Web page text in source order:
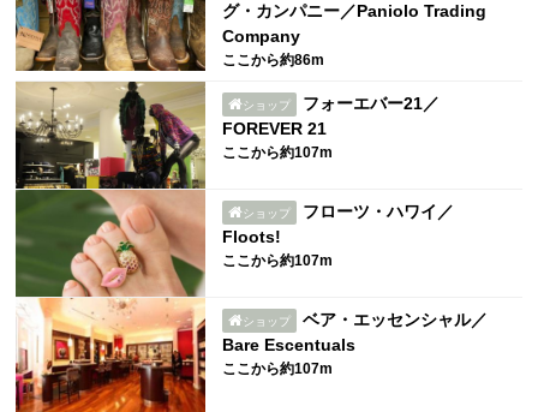
グ・カンパニー／Paniolo Trading
Company
ここから約86m
ショップ
フォーエバー21／
FOREVER 21
ここから約107m
ショップ
フローツ・ハワイ／
Floots!
ここから約107m
ショップ
ベア・エッセンシャル／
Bare Escentuals
ここから約107m